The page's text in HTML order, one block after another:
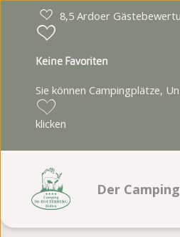
8,5 Ardoer
Keine Favoriten
Sie können Campingplätze,
klicken
Der